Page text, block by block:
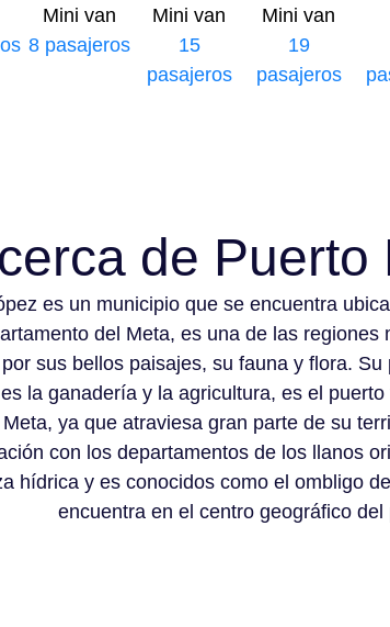
Mini van
8 pasajeros
Mini van
15
pasajeros
Mini van
19
pasajeros
de Puerto
es un municipio que se encuentra
del Meta, es una de las regiones
sus bellos paisajes, su fauna y flora. Su
la ganadería y la agricultura, es el
ya que atraviesa gran parte de su
con los departamentos de los llanos
hídrica y es conocidos como el ombligo
encuentra en el centro geográfico del